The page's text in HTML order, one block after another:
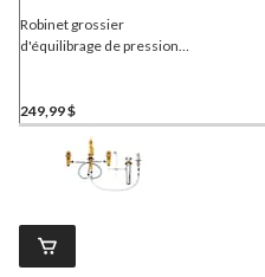
Robinet grossier
d'équilibrage de pression
249,99 $